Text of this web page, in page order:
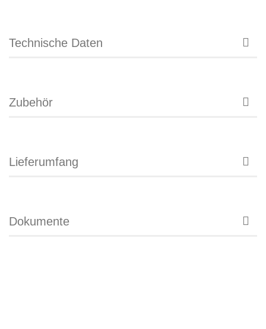
Technische Daten
Zubehör
Lieferumfang
Dokumente